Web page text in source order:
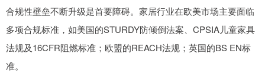
合规性壁垒不断升级是首要障碍。家居行业在欧美市场主要面临
多项合规标准，如美国的STURDY防倾倒法案、CPSIA儿童家具
法规及16CFR阻燃标准；欧盟的REACH法规；英国的BS EN标
准。